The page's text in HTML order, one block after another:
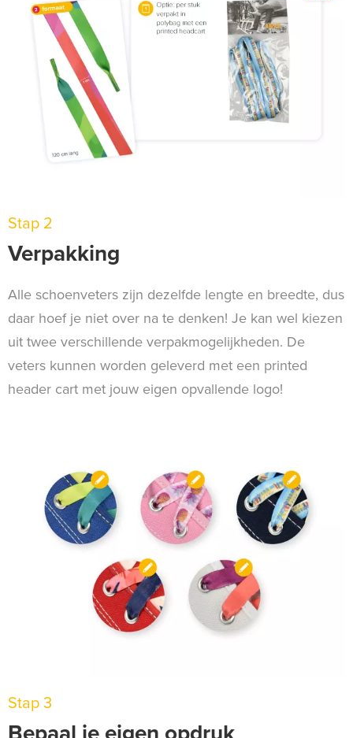
Stap 2
Verpakking
Alle schoenveters zijn dezelfde lengte en breedte, dus
daar hoef je niet over na te denken! Je kan wel kiezen
uit twee verschillende verpakmogelijkheden. De
veters kunnen worden geleverd met een printed
header cart met jouw eigen opvallende logo!
Stap 3